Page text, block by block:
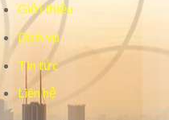
Giới thiệu
Dịch vụ
Tin tức
Liên hệ